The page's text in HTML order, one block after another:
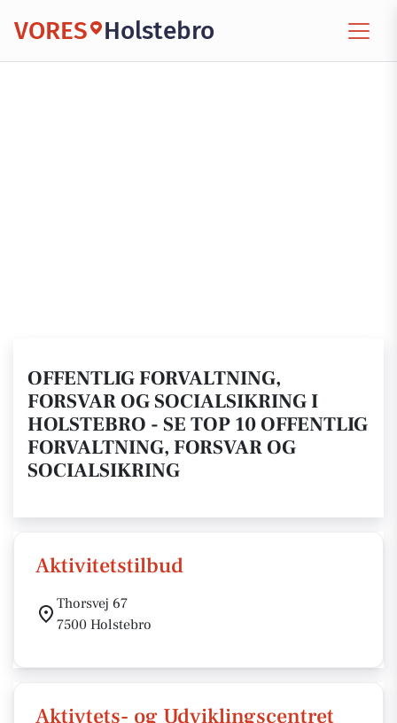
VORES Holstebro
OFFENTLIG FORVALTNING,
FORSVAR OG SOCIALSIKRING I
HOLSTEBRO - SE TOP 10 OFFENTLIG
FORVALTNING, FORSVAR OG
SOCIALSIKRING
Aktivitetstilbud
Thorsvej 67
7500 Holstebro
Aktivtets- og Udviklingscentret